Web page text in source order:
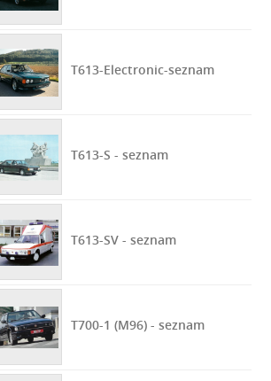
T613-Electronic-seznam
T613-S - seznam
T613-SV - seznam
T700-1 (M96) - seznam